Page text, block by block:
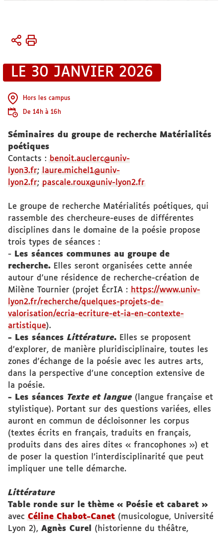
Vous
Accueil
Conférences
séminaires
LE 30 JANVIER 2026
Hors les campus
De 14h à 16h
Séminaires du groupe de recherche Matérialités
poétiques
Contacts : benoit.auclerc@univ-
lyon3.fr;
laure.michel1@univ-
lyon2.fr; pascale.roux@univ-lyon2.fr
Le groupe de recherche Matérialités poétiques, qui
rassemble des chercheure-euses de différentes
disciplines dans le domaine de la poésie propose
trois types de séances :
- Les séances communes au groupe de
recherche. Elles seront organisées cette année
autour d’une résidence de recherche-création de
Milène Tournier (projet ÉcrIA : https://www.univ-
lyon2.fr/recherche/quelques-projets-de-
valorisation/ecria-ecriture-et-ia-en-contexte-
artistique).
- Les séances Littérature. Elles se proposent
d’explorer, de manière pluridisciplinaire, toutes les
zones d'échange de la poésie avec les autres arts,
dans la perspective d'une conception extensive de
la poésie.
- Les séances Texte et langue (langue française et
stylistique). Portant sur des questions variées, elles
auront en commun de décloisonner les corpus
(textes écrits en français, traduits en français,
produits dans des aires dites « francophones ») et
de poser la question l’interdisciplinarité que peut
impliquer une telle démarche.
Littérature
Table ronde sur le thème « Poésie et cabaret »
avec Céline Chabot-Canet (musicologue, Université
Lyon 2), Agnès Curel (historienne du théâtre,